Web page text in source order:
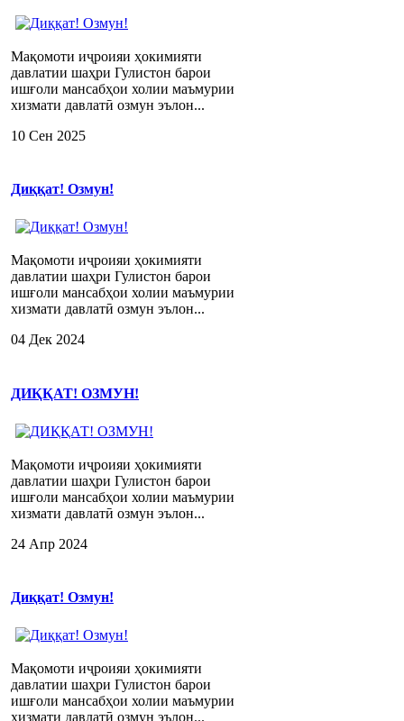
Мақомоти иҷроияи ҳокимияти
давлатии шаҳри Гулистон барои
ишғоли мансабҳои холии маъмурии
хизмати давлатӣ озмун эълон...
10 Сен 2025
Диққат! Озмун!
Мақомоти иҷроияи ҳокимияти
давлатии шаҳри Гулистон барои
ишғоли мансабҳои холии маъмурии
хизмати давлатӣ озмун эълон...
04 Дек 2024
ДИҚҚАТ! ОЗМУН!
Мақомоти иҷроияи ҳокимияти
давлатии шаҳри Гулистон барои
ишғоли мансабҳои холии маъмурии
хизмати давлатӣ озмун эълон...
24 Апр 2024
Диққат! Озмун!
Мақомоти иҷроияи ҳокимияти
давлатии шаҳри Гулистон барои
ишғоли мансабҳои холии маъмурии
хизмати давлатӣ озмун эълон...